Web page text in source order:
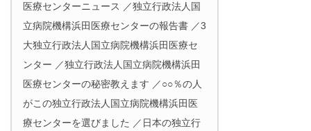
医療センターニュース ／独立行政法人国
立病院機構浜田医療センターの報告書 ／3
大独立行政法人国立病院機構浜田医療セ
ンター ／独立行政法人国立病院機構浜田
医療センターの秘密教えます ／○○％の人
がこの独立行政法人国立病院機構浜田医
療センターを選びました ／日本の独立行